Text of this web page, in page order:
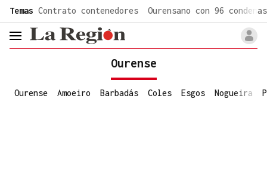
Temas Contrato contenedores Ourensano con 96 condenas
header.menu.open
Ourense
Ourense Amoeiro Barbadás Coles Esgos Nogueira